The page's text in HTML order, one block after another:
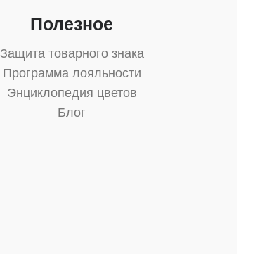
Полезное
Защита товарного знака
Программа лояльности
Энциклопедия цветов
Блог